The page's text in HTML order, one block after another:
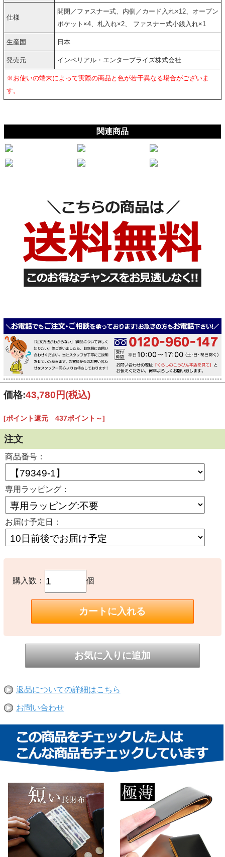
仕様
開閉／ファスナー式、内側／カード入れ×12、オープン
ポケット×4、札入れ×2、 ファスナー式小銭入れ×1
生産国 日本
発売元 インペリアル・エンタープライズ株式会社
※お使いの端末によって実際の商品と色が若干異なる場合がございま
す。
関連商品
価格:43,780円(税込)
[ポイント還元 437ポイント～]
注文
商品番号：
専用ラッピング：
お届け予定日：
購入数： 個
返品についての詳細はこちら
お問い合わせ